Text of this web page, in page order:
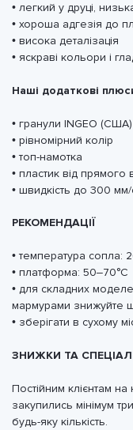
• легкий у друці,
• хороша адгезія до
• висока деталізація
• яскраві кольори і
Наші додаткові
• гранули INGEO (США)
• рівномірний колір
• топ-намотка
• пластик від прямого
• швидкість до 300 мм/
РЕКОМЕНДАЦІЇ
• температура сопла:
• платформа: 50–70°C
• для складних
мармурами знижуйте
• зберігати в сухому
ЗНИЖКИ ТА
Постійним клієнтам на
закупились мінімум
будь-яку кількість.